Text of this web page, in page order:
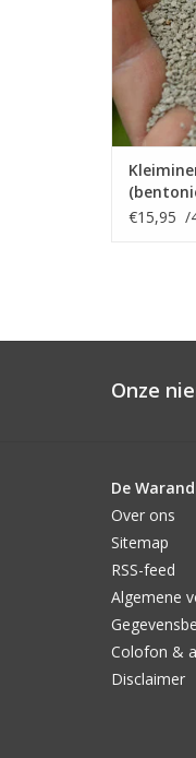
€15,95 /
Onze
De
Over ons
Sitemap
RSS-feed
Algemene
Colofon &
Disclaimer